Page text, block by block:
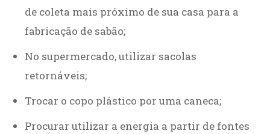
de coleta mais próximo de sua casa para a
fabricação de sabão;
No supermercado, utilizar sacolas
retornáveis;
Trocar o copo plástico por uma caneca;
Procurar utilizar a energia a partir de fontes